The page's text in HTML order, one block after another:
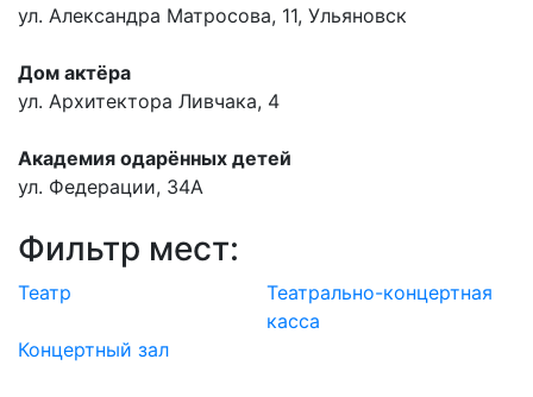
ул. Александра Матросова, 11, Ульяновск
Дом актёра
ул. Архитектора Ливчака, 4
Академия одарённых детей
ул. Федерации, 34А
Фильтр мест:
Театр
Театрально-концертная
касса
Концертный зал